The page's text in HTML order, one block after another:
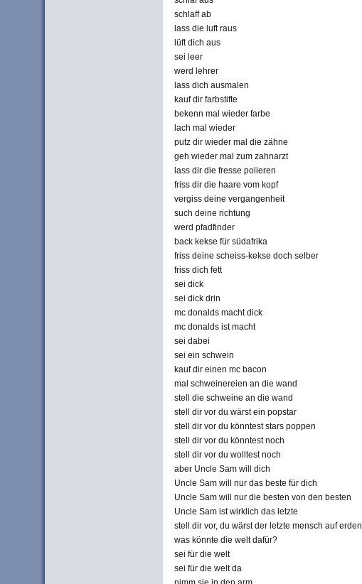
schlaff ab
lass die luft raus
lüft dich aus
sei leer
werd lehrer
lass dich ausmalen
kauf dir farbstifte
bekenn mal wieder farbe
lach mal wieder
putz dir wieder mal die zähne
geh wieder mal zum zahnarzt
lass dir die fresse polieren
friss dir die haare vom kopf
vergiss deine vergangenheit
such deine richtung
werd pfadfinder
back kekse für südafrika
friss deine scheiss-kekse doch selber
friss dich fett
sei dick
sei dick drin
mc donalds macht dick
mc donalds ist macht
sei dabei
sei ein schwein
kauf dir einen mc bacon
mal schweinereien an die wand
stell die schweine an die wand
stell dir vor du wärst ein popstar
stell dir vor du könntest stars poppen
stell dir vor du könntest noch
stell dir vor du wolltest noch
aber Uncle Sam will dich
Uncle Sam will nur das beste für dich
Uncle Sam will nur die besten von den besten
Uncle Sam ist wirklich das letzte
stell dir vor, du wärst der letzte mensch auf erden
was könnte die welt dafür?
sei für die welt
sei für die welt da